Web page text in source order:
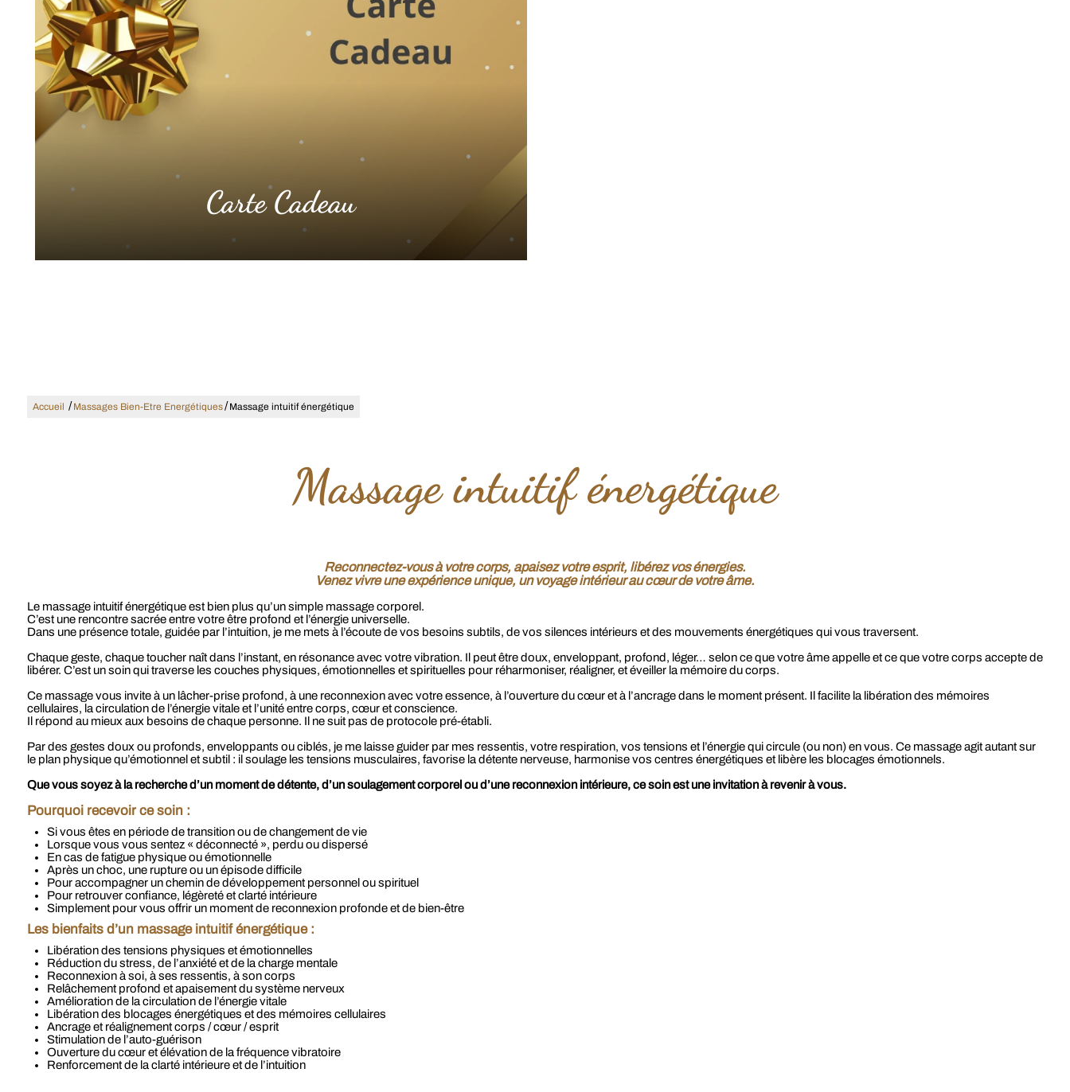
Carte Cadeau
Accueil / Massages Bien-Etre Energétiques/ Massage intuitif énergétique
Massage intuitif énergétique
Reconnectez-vous à votre corps, apaisez votre esprit, libérez vos énergies.
Venez vivre une expérience unique, un voyage intérieurau cœur de votre âme.
Le massage intuitif énergétique est bien plus qu’un simple massage corporel.
C’est une rencontre sacrée entre votre être profond et l’énergie universelle.
Dans une présence totale, guidée par l’intuition, je me mets à l’écoute de vos besoins subtils, de vos silences intérieurs et des mouvements énergétiques qui vous traversent.
Chaque geste, chaque toucher naît dans l’instant, en résonance avec votre vibration. Il peut être doux, enveloppant, profond, léger… selon ce que votre âme appelle et ce que votre corps accepte de
libérer. C’est un soin qui traverse les couches physiques, émotionnelles et spirituelles pour réharmoniser, réaligner, et éveiller la mémoire du corps.
Ce massage vous invite à un lâcher-prise profond, à une reconnexion avec votre essence, à l’ouverture du cœur et à l’ancrage dans le moment présent. Il facilite la libération des mémoires
cellulaires, la circulation de l’énergie vitale et l’unité entre corps, cœur et conscience.
Il répond au mieux aux besoins de chaque personne. Il ne suit pas de protocole pré-établi.
Par des gestes doux ou profonds, enveloppants ou ciblés, je me laisse guider par mes ressentis, votre respiration, vos tensions et l’énergie qui circule (ou non) en vous. Ce massage agit autant sur
le plan physique qu’émotionnel et subtil : il soulage les tensions musculaires, favorise la détente nerveuse, harmonise vos centres énergétiques et libère les blocages émotionnels.
Que vous soyez à la recherche d’un moment de détente, d’un soulagement corporel ou d’une reconnexion intérieure, ce soin est une invitation à revenir à vous.
Pourquoi recevoir ce soin :
Si vous êtes en période de transition ou de changement de vie
Lorsque vous vous sentez « déconnecté », perdu ou dispersé
En cas de fatigue physique ou émotionnelle
Après un choc, une rupture ou un épisode difficile
Pour accompagner un chemin de développement personnel ou spirituel
Pour retrouver confiance, légèreté et clarté intérieure
Simplement pour vous offrir un moment de reconnexion profonde et de bien-être
Les bienfaits d’un massage intuitif énergétique :
Libération des tensions physiques et émotionnelles
Réduction du stress, de l’anxiété et de la charge mentale
Reconnexion à soi, à ses ressentis, à son corps
Relâchement profond et apaisement du système nerveux
Amélioration de la circulation de l’énergie vitale
Libération des blocages énergétiques et des mémoires cellulaires
Ancrage et réalignement corps / cœur / esprit
Stimulation de l’auto-guérison
Ouverture du cœur et élévation de la fréquence vibratoire
Renforcement de la clarté intérieure et de l’intuition